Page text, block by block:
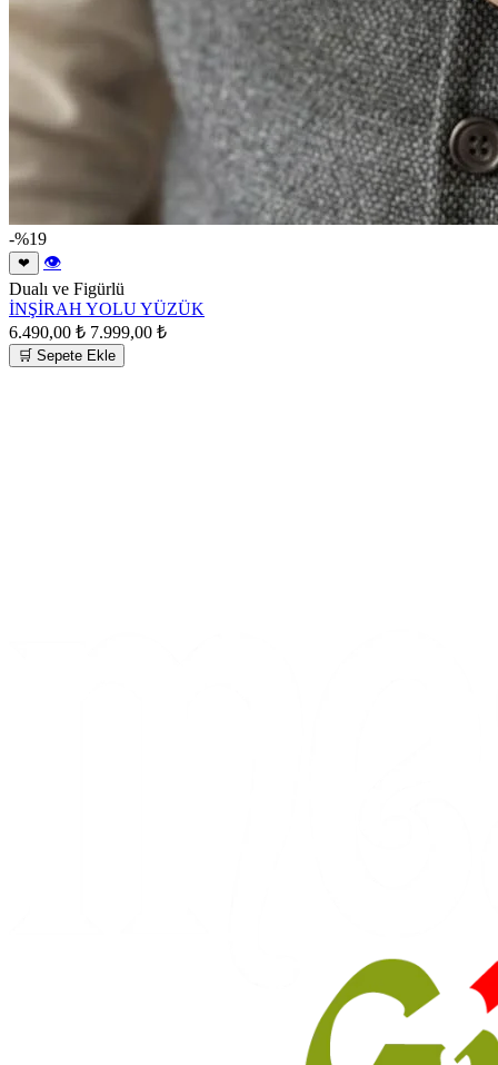
-%19
❤
👁
Dualı ve Figürlü
İNŞİRAH YOLU YÜZÜK
6.490,00 ₺ 7.999,00 ₺
🛒 Sepete Ekle